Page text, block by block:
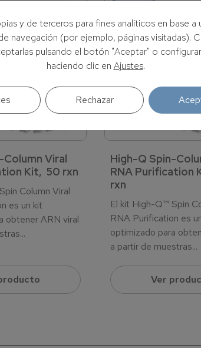
Viral
Kit, 50 rxn
Column Viral
es un kit
obtener ARN viral
High-Q Spin-
RNA Purification
rxn
El kit High-Q™ Spin
RNA Purification es
optimizado para
a partir de muestras...
Ver
y de terceros para fines analíticos en base a
navegación (por ejemplo, páginas visitadas).
pulsando el botón "Aceptar" o
haciendo clic en Ajustes.
Rechazar